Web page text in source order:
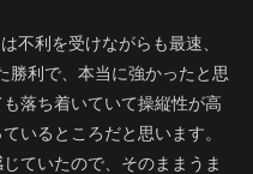
不利を受けながらも最速、
勝利で、本当に強かったと思
落ち着いていて操縦性が高
いるところだと思います。
ていたので、そのままうま